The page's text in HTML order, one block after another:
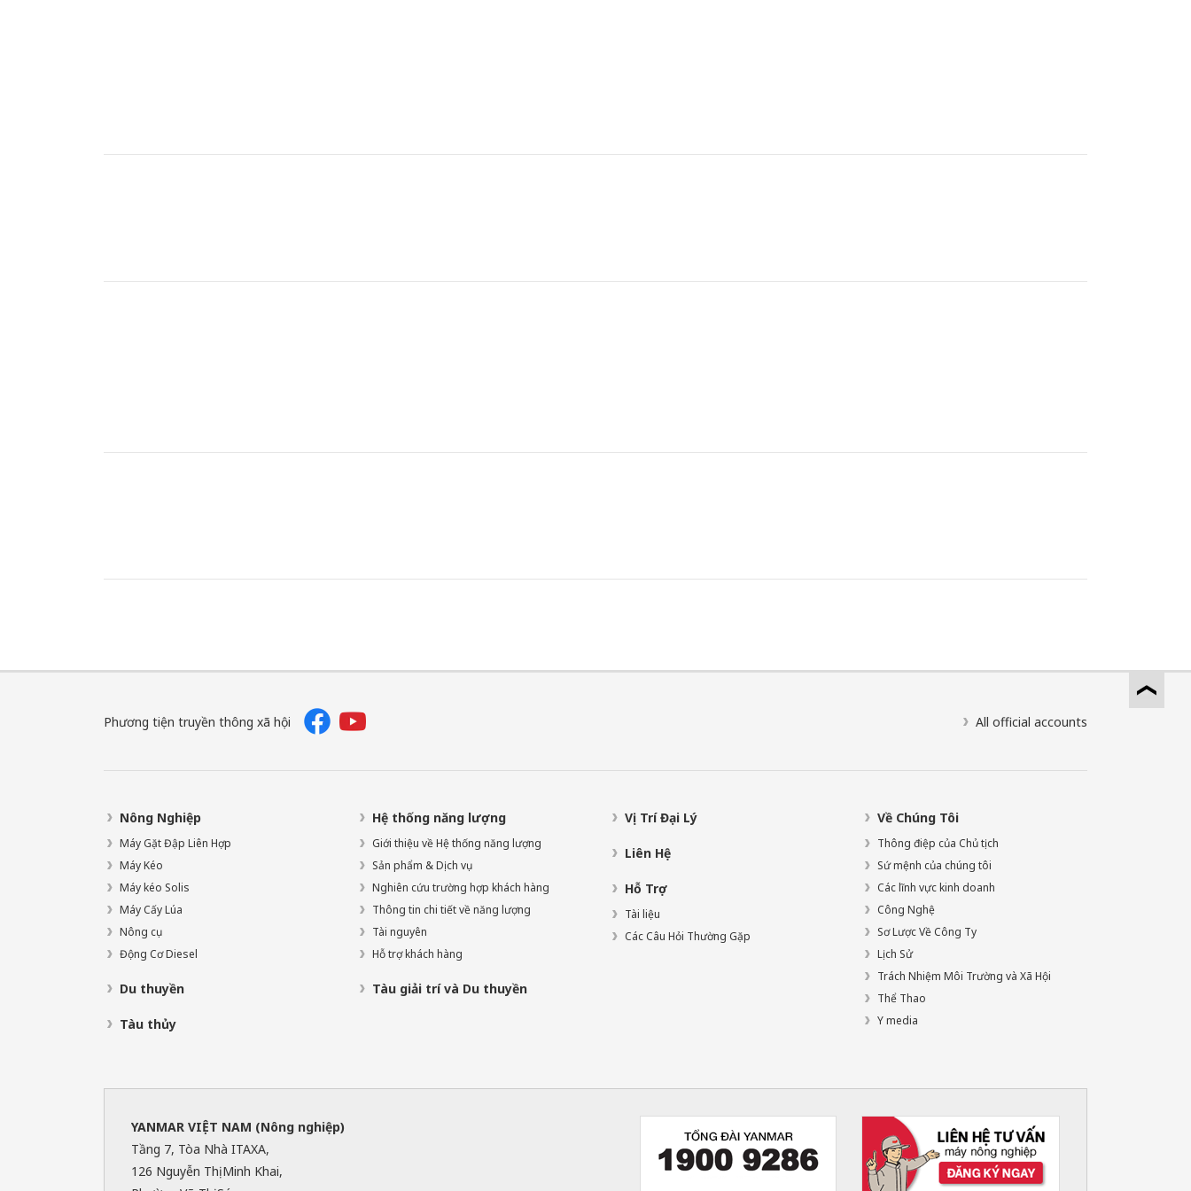
Phương tiện truyền thông xã hội All official accounts
Nông Nghiệp
Máy Gặt Đập Liên Hợp
Máy Kéo
Máy kéo Solis
Máy Cấy Lúa
Nông cụ
Động Cơ Diesel
Du thuyền
Tàu thủy
Hệ thống năng lượng
Giới thiệu về Hệ thống năng lượng
Sản phẩm & Dịch vụ
Nghiên cứu trường hợp khách hàng
Thông tin chi tiết về năng lượng
Tài nguyên
Hỗ trợ khách hàng
Tàu giải trí và Du thuyền
Vị Trí Đại Lý
Liên Hệ
Hỗ Trợ
Tài liệu
Các Câu Hỏi Thường Gặp
Về Chúng Tôi
Thông điệp của Chủ tịch
Sứ mệnh của chúng tôi
Các lĩnh vực kinh doanh
Công Nghệ
Sơ Lược Về Công Ty
Lịch Sử
Trách Nhiệm Môi Trường và Xã Hội
Thể Thao
Y media
YANMAR VIỆT NAM (Nông nghiệp)
Tầng 7, Tòa Nhà ITAXA,
126 Nguyễn Thị Minh Khai,